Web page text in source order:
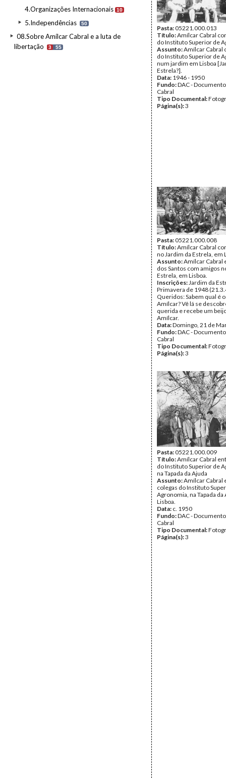
4.Organizações Internacionais 10
5.Independências 50
08.Sobre Amílcar Cabral e a luta de
libertação
3 55
Pasta:05221.000.013
Título:Amílcar Cabral
do Instituto Superior de
Assunto:Amílcar Cabral
do Instituto Superior de
num jardim em Lisboa
Estrela?].
Data: 1946 - 1950
Fundo:DAC -
Cabral
Tipo Documental:
Página(s):3
Pasta:05221.000.008
Título:Amílcar Cabral
no Jardim da Estrela, em
Assunto:Amílcar Cabral
dos Santos com amigos
Estrela, em Lisboa.
Inscrições:Jardim da
Primavera de 1948
Queridos: Sabem qual é
Amílcar? Vê lá se
querida e recebe um
Amílcar.
Data:Domingo, 21 de
Fundo:DAC -
Cabral
Tipo Documental:
Página(s):3
Pasta:05221.000.009
Título:Amílcar Cabral
do Instituto Superior de
na Tapada da Ajuda
Assunto:Amílcar Cabral
colegas do Instituto
Agronomia, na Tapada da
Lisboa.
Data: c. 1950
Fundo:DAC -
Cabral
Tipo Documental:
Página(s):3